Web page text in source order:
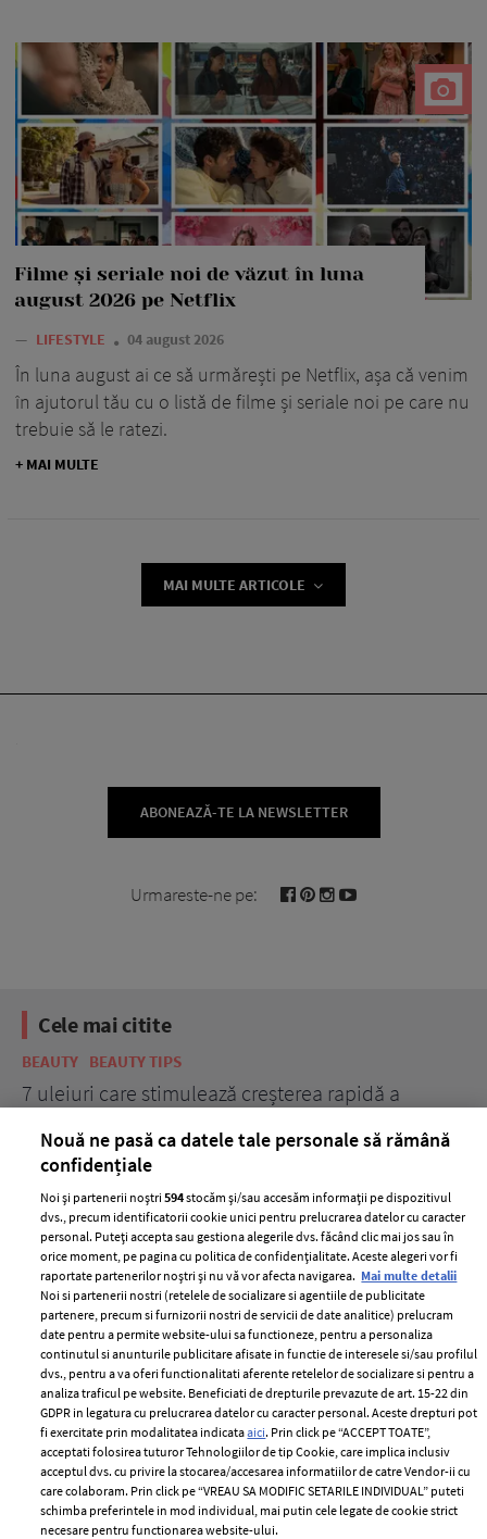
Filme și seriale noi de văzut în luna
august 2026 pe Netflix
— LIFESTYLE 04 august 2026
În luna august ai ce să urmărești pe Netflix, așa că venim
în ajutorul tău cu o listă de filme și seriale noi pe care nu
trebuie să le ratezi.
+ MAI MULTE
MAI MULTE ARTICOLE
ABONEAZĂ-TE LA NEWSLETTER
Urmareste-ne pe:
Cele mai citite
BEAUTY BEAUTY TIPS
7 uleiuri care stimulează creșterea rapidă a
ELLE Style Awards
2024
Despre ELLE
Romania
Contact
Abonamente
Termeni si conditii
Politica de
confidențialitate
Politica de cookies
Publicitate
Nouă ne pasă ca datele tale personale să rămână
confidențiale
Noi și partenerii noștri594stocăm și/sau accesăm informații pe dispozitivul
dvs., precum identificatorii cookie unici pentru prelucrarea datelor cu caracter
personal. Puteți accepta sau gestiona alegerile dvs. făcând clic mai jos sau în
orice moment, pe pagina cu politica de confidențialitate. Aceste alegeri vor fi
raportate partenerilor noștri și nu vă vor afecta navigarea. Mai multe detalii
Noi si partenerii nostri (retelele de socializare si agentiile de publicitate
partenere, precum si furnizorii nostri de servicii de date analitice) prelucram
date pentru a permite website-ului sa functioneze, pentru a personaliza
continutul si anunturile publicitare afisate in functie de interesele si/sau profilul
dvs., pentru a va oferi functionalitati aferente retelelor de socializare si pentru a
analiza traficul pe website. Beneficiati de drepturile prevazute de art. 15-22 din
GDPR in legatura cu prelucrarea datelor cu caracter personal. Aceste drepturi pot
fi exercitate prin modalitatea indicataaici. Prin click pe “ACCEPT TOATE”,
acceptati folosirea tuturor Tehnologiilor de tip Cookie, care implica inclusiv
acceptul dvs. cu privire la stocarea/accesarea informatiilor de catre Vendor-ii cu
care colaboram. Prin click pe “VREAU SA MODIFIC SETARILE INDIVIDUAL” puteti
schimba preferintele in mod individual, mai putin cele legate de cookie strict
necesare pentru functionarea website-ului.